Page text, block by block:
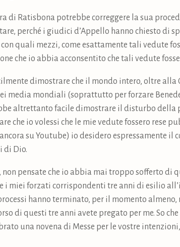
di Ratisbona potrebbe correggere la sua
perché i giudici d’Appello hanno chiesto di
quali mezzi, come esattamente tali vedute
che io abbia acconsentito che tali vedute
dimostrare che il mondo intero, oltre alla
media mondiali (soprattutto per forzare
altrettanto facile dimostrare il disturbo della
che io volessi che le mie vedute fossero rese
su Youtube) io desidero espressamente il
di Dio.
pensate che io abbia mai troppo sofferto di
i miei forzati corrispondenti tre anni di esilio
hanno terminato, per il momento
di questi tre anni avete pregato per me. So
una novena di Messe per le vostre